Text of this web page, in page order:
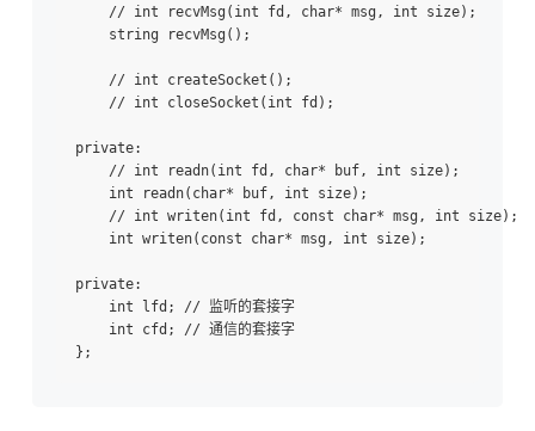
// int recvMsg(int fd, char* msg, int size);
string recvMsg();
// int createSocket();
// int closeSocket(int fd);
private:
// int readn(int fd, char* buf, int size);
int readn(char* buf, int size);
// int writen(int fd, const char* msg, int size);
int writen(const char* msg, int size);
private:
int lfd; // 监听的套接字
int cfd; // 通信的套接字